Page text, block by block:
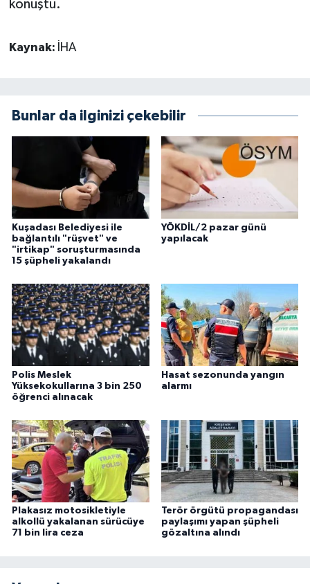
konuştu.
Kaynak: İHA
Bunlar da ilginizi çekebilir
Kuşadası Belediyesi ile
bağlantılı "rüşvet" ve
"irtikap" soruşturmasında
15 şüpheli yakalandı
YÖKDİL/2 pazar günü
yapılacak
Polis Meslek
Yüksekokullarına 3 bin 250
öğrenci alınacak
Hasat sezonunda yangın
alarmı
Plakasız motosikletiyle
alkollü yakalanan sürücüye
71 bin lira ceza
Terör örgütü propagandası
paylaşımı yapan şüpheli
gözaltına alındı